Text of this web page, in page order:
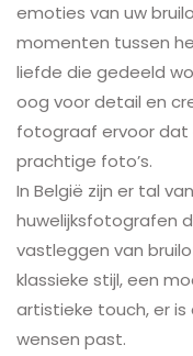
emoties van uw
momenten tussen
liefde die gedeeld
oog voor detail en
fotograaf ervoor dat
prachtige foto’s.
In België zijn er tal
huwelijksfotografen
vastleggen van
klassieke stijl, een
artistieke touch, er
wensen past.